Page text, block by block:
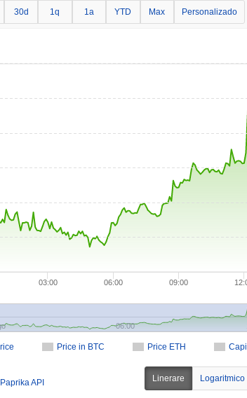
30d 1q 1a YTD Max Personalizado
Price in BTC Price ETH
03:00 06:00 09:00
06:00
API Linerare Logaritmico